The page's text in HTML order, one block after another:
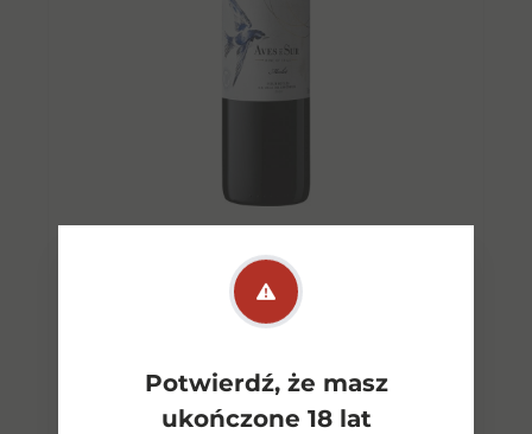
Potwierdź, że masz
ukończone 18 lat
Aves del Sur Merlot CW 0,75l
12,5%
27,00zł